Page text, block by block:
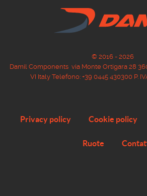
© 2016 - 2026
Damil Components via Monte Ortigara 28
VI Italy Telefono: +39 0445 430300 P.
Privacy policy Cookie policy
Ruote